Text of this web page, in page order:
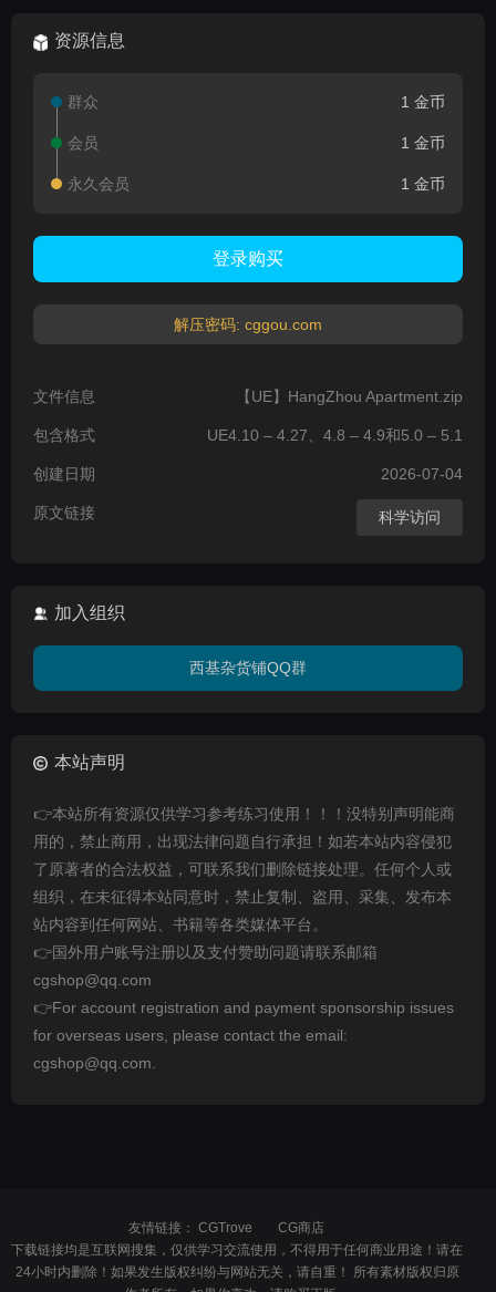
资源信息
群众 1 金币
会员 1 金币
永久会员 1 金币
登录购买
解压密码: cggou.com
文件信息 【UE】HangZhou Apartment.zip
包含格式 UE4.10 – 4.27、4.8 – 4.9和5.0 – 5.1
创建日期 2026-07-04
原文链接 科学访问
加入组织
西基杂货铺QQ群
本站声明
👉本站所有资源仅供学习参考练习使用！！！没特别声明能商
用的，禁止商用，出现法律问题自行承担！如若本站内容侵犯
了原著者的合法权益，可联系我们删除链接处理。任何个人或
组织，在未征得本站同意时，禁止复制、盗用、采集、发布本
站内容到任何网站、书籍等各类媒体平台。
👉国外用户账号注册以及支付赞助问题请联系邮箱
cgshop@qq.com
👉For account registration and payment sponsorship issues
for overseas users, please contact the email:
cgshop@qq.com.
友情链接： CGTrove
CG商店
下载链接均是互联网搜集，仅供学习交流使用，不得用于任何商业用途！请在
24小时内删除！如果发生版权纠纷与网站无关，请自重！ 所有素材版权归原